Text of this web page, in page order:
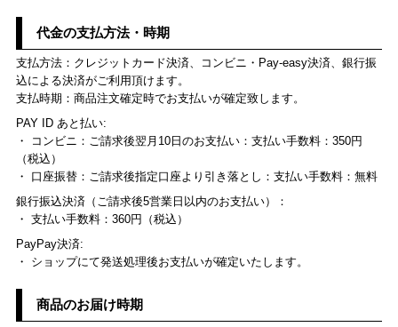
代金の支払方法・時期
支払方法：クレジットカード決済、コンビニ・Pay-easy決済、銀行振
込による決済がご利用頂けます。
支払時期：商品注文確定時でお支払いが確定致します。
PAY ID あと払い:
・ コンビニ：ご請求後翌月10日のお支払い：支払い手数料：350円
（税込）
・ 口座振替：ご請求後指定口座より引き落とし：支払い手数料：無料
銀行振込決済（ご請求後5営業日以内のお支払い）：
・ 支払い手数料：360円（税込）
PayPay決済:
・ ショップにて発送処理後お支払いが確定いたします。
商品のお届け時期